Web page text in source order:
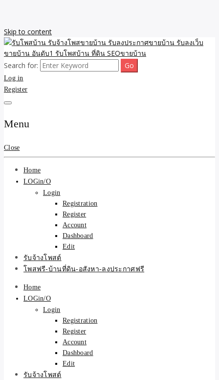
Skip to content
รับโพสบ้าน รับจ้างโพสขาย
บ้าน รับลงประกาศขายบ้าน
รับลงเว็บขายบ้าน อันดับ1
รับโพสบ้าน ที่ดิน SEOขาย
บ้าน
รับจ้างโพสขายบ้าน รับลงเว็บขายบ้าน รับโพสบ้าน รับลงประกาศขาย
บ้าน โพสบ้าน ขายที่ดิน SEO อสังหา ราคาถูก รับลงขายบ้าน
Search for:
Log in
Register
Menu
Close
Home
LOGin/O
Login
Registration
Register
Account
Dashboard
Edit
รับจ้างโพสต์
โพสฟรี-บ้านที่ดิน-อสังหา-ลงประกาศฟรี
Home
LOGin/O
Login
Registration
Register
Account
Dashboard
Edit
รับจ้างโพสต์